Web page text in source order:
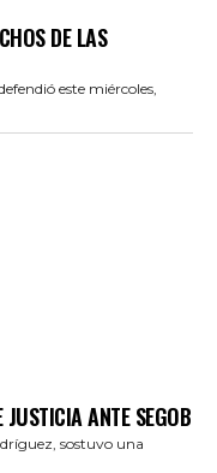
DE LAS
este miércoles,
JUSTICIA ANTE SEGOB
sostuvo una